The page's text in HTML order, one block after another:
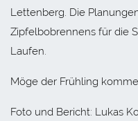
Lettenberg. Die
Zipfelbobrennens für die
Laufen.
Möge der Frühling
Foto und Bericht: Lukas